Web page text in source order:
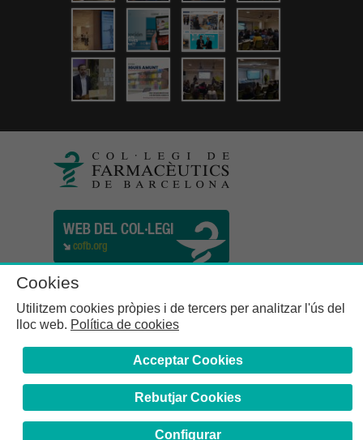
Cookies
Utilitzem cookies pròpies i de tercers per analitzar l'ús del
lloc web. Política de cookies
Acceptar Cookies
Rebutjar Cookies
Configurar